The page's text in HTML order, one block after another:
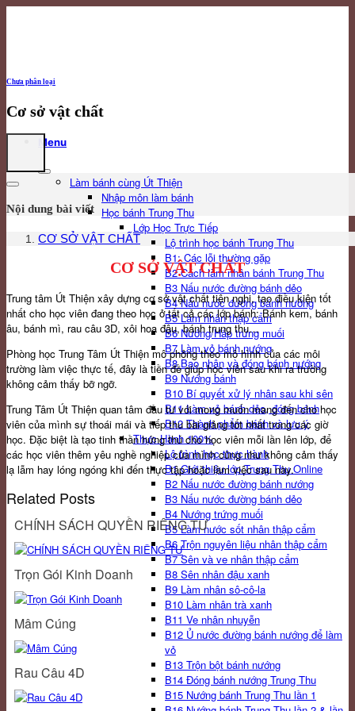
Menu
Làm bánh cùng Út Thiện
Nhập môn làm bánh
Học bánh Trung Thu
Lớp Học Trực Tiếp
Lộ trình học bánh Trung Thu
B1: Các lỗi thường gặp
B2 Cách làm nhân bánh Trung Thu
B3 Nấu nước đường bánh dẻo
B4 Nấu nước đường bánh nướng
B5 Làm nhân thập cẩm
B6 Nướng/Hấp trứng muối
B7 Làm vỏ bánh nướng
B8 Bao nhân và đóng bánh nướng
B9 Nướng bánh
B10 Bí quyết xử lý nhân sau khi sên
B11 Làm vỏ bánh dẻo, đóng bánh
B12 Thành phẩm bánh và lưu ý
Thực Hành 100%
Lộ trình học thực hành
B1 Giới thiệu lớp Trung Thu Online
B2 Nấu nước đường bánh nướng
B3 Nấu nước đường bánh dẻo
B4 Nướng trứng muối
B5 Làm nước sốt nhân thập cẩm
B6 Trộn nguyên liệu nhân thập cẩm
B7 Sên và ve nhân thập cẩm
B8 Sên nhân đậu xanh
B9 Làm nhân sô-cô-la
B10 Làm nhân trà xanh
B11 Ve nhân nhuyễn
B12 Ủ nước đường bánh nướng để làm
vỏ
B13 Trộn bột bánh nướng
B14 Đóng bánh nướng Trung Thu
B15 Nướng bánh Trung Thu lần 1
Chưa phân loại
Cơ sở vật chất
Nội dung bài viết
CƠ SỞ VẬT CHẤT
CƠ SỞ VẬT CHẤT
Trung tâm Út Thiện xây dựng cơ sở vật chất tiện nghi, tạo điều kiện tốt
nhất cho học viên đang theo học ở tất cả các lớp bánh: Bánh kem, bánh
âu, bánh mì, rau câu 3D, xôi hoa đậu, bánh trung thu…
Phòng học Trung Tâm Út Thiện mô phỏng theo mô hình của các môi
trường làm việc thực tế, đây là tiền đề giúp học viên sau khi ra trường
không cảm thấy bỡ ngỡ.
Trung Tâm Út Thiện quan tâm đầu tư với mong muốn mang đến cho học
viên của mình sự thoái mái và tiếp thu bài giảng tốt nhất trong các giờ
học. Đặc biệt là tạo tinh thần hứng thú cho học viên mỗi lần lên lớp, để
các học viên thêm yêu nghề nghiệp của mình cũng như không cảm thấy
lạ lẫm hay lóng ngóng khi đến thực tập hoặc làm việc sau này.
Related Posts
CHÍNH SÁCH QUYỀN RIÊNG TƯ
Trọn Gói Kinh Doanh
Mâm Cúng
Rau Câu 4D